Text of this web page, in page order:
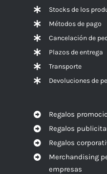
Stocks de los
Métodos de pago
Cancelación de
Plazos de entrega
Transporte
Devoluciones de
Regalos
Regalos
Regalos
Merchandising
empresas